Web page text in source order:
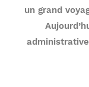
un grand